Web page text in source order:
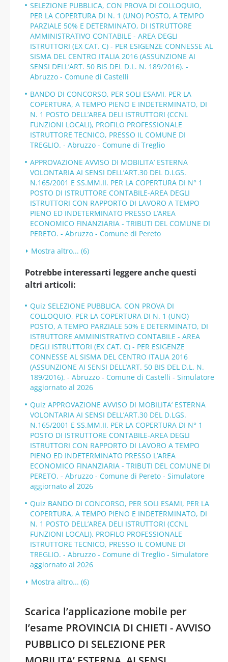
SELEZIONE PUBBLICA, CON PROVA DI COLLOQUIO,
PER LA COPERTURA DI N. 1 (UNO) POSTO, A TEMPO
PARZIALE 50% E DETERMINATO, DI ISTRUTTORE
AMMINISTRATIVO CONTABILE - AREA DEGLI
ISTRUTTORI (EX CAT. C) - PER ESIGENZE CONNESSE AL
SISMA DEL CENTRO ITALIA 2016 (ASSUNZIONE AI
SENSI DELL’ART. 50 BIS DEL D.L. N. 189/2016). -
Abruzzo - Comune di Castelli
BANDO DI CONCORSO, PER SOLI ESAMI, PER LA
COPERTURA, A TEMPO PIENO E INDETERMINATO, DI
N. 1 POSTO DELL’AREA DELI ISTRUTTORI (CCNL
FUNZIONI LOCALI), PROFILO PROFESSIONALE
ISTRUTTORE TECNICO, PRESSO IL COMUNE DI
TREGLIO. - Abruzzo - Comune di Treglio
APPROVAZIONE AVVISO DI MOBILITA’ ESTERNA
VOLONTARIA AI SENSI DELL’ART.30 DEL D.LGS.
N.165/2001 E SS.MM.II. PER LA COPERTURA DI N° 1
POSTO DI ISTRUTTORE CONTABILE-AREA DEGLI
ISTRUTTORI CON RAPPORTO DI LAVORO A TEMPO
PIENO ED INDETERMINATO PRESSO L’AREA
ECONOMICO FINANZIARIA - TRIBUTI DEL COMUNE DI
PERETO. - Abruzzo - Comune di Pereto
Mostra altro... (6)
Potrebbe interessarti leggere anche questi
altri articoli:
Quiz SELEZIONE PUBBLICA, CON PROVA DI
COLLOQUIO, PER LA COPERTURA DI N. 1 (UNO)
POSTO, A TEMPO PARZIALE 50% E DETERMINATO, DI
ISTRUTTORE AMMINISTRATIVO CONTABILE - AREA
DEGLI ISTRUTTORI (EX CAT. C) - PER ESIGENZE
CONNESSE AL SISMA DEL CENTRO ITALIA 2016
(ASSUNZIONE AI SENSI DELL’ART. 50 BIS DEL D.L. N.
189/2016). - Abruzzo - Comune di Castelli - Simulatore
aggiornato al 2026
Quiz APPROVAZIONE AVVISO DI MOBILITA’ ESTERNA
VOLONTARIA AI SENSI DELL’ART.30 DEL D.LGS.
N.165/2001 E SS.MM.II. PER LA COPERTURA DI N° 1
POSTO DI ISTRUTTORE CONTABILE-AREA DEGLI
ISTRUTTORI CON RAPPORTO DI LAVORO A TEMPO
PIENO ED INDETERMINATO PRESSO L’AREA
ECONOMICO FINANZIARIA - TRIBUTI DEL COMUNE DI
PERETO. - Abruzzo - Comune di Pereto - Simulatore
aggiornato al 2026
Quiz BANDO DI CONCORSO, PER SOLI ESAMI, PER LA
COPERTURA, A TEMPO PIENO E INDETERMINATO, DI
N. 1 POSTO DELL’AREA DELI ISTRUTTORI (CCNL
FUNZIONI LOCALI), PROFILO PROFESSIONALE
ISTRUTTORE TECNICO, PRESSO IL COMUNE DI
TREGLIO. - Abruzzo - Comune di Treglio - Simulatore
aggiornato al 2026
Mostra altro... (6)
Scarica l’applicazione mobile per
l’esame PROVINCIA DI CHIETI - AVVISO
PUBBLICO DI SELEZIONE PER